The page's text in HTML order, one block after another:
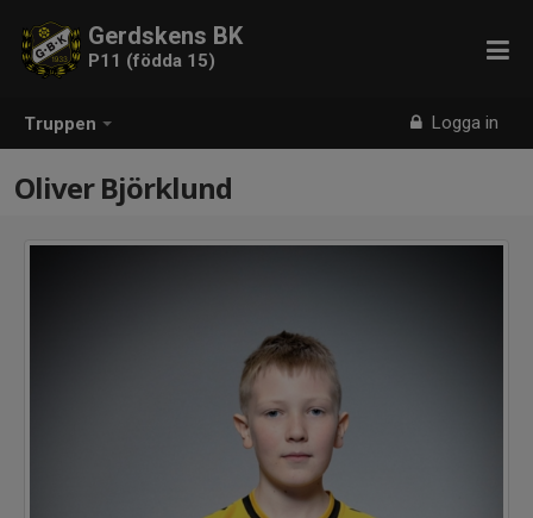
Truppen Logga in
Gerdskens BK
P11 (födda 15)
Oliver Björklund